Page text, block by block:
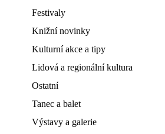
Festivaly
Knižní novinky
Kulturní akce a tipy
Lidová a regionální kultura
Ostatní
Tanec a balet
Výstavy a galerie